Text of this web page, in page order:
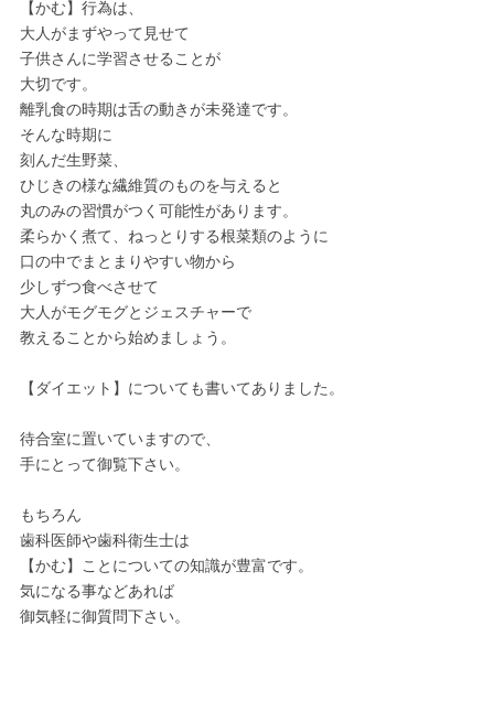
【かむ】行為は、
大人がまずやって見せて
子供さんに学習させることが
大切です。
離乳食の時期は舌の動きが未発達です。
そんな時期に
刻んだ生野菜、
ひじきの様な繊維質のものを与えると
丸のみの習慣がつく可能性があります。
柔らかく煮て、ねっとりする根菜類のように
口の中でまとまりやすい物から
少しずつ食べさせて
大人がモグモグとジェスチャーで
教えることから始めましょう。
【ダイエット】についても書いてありました。
待合室に置いていますので、
手にとって御覧下さい。
もちろん
歯科医師や歯科衛生士は
【かむ】ことについての知識が豊富です。
気になる事などあれば
御気軽に御質問下さい。